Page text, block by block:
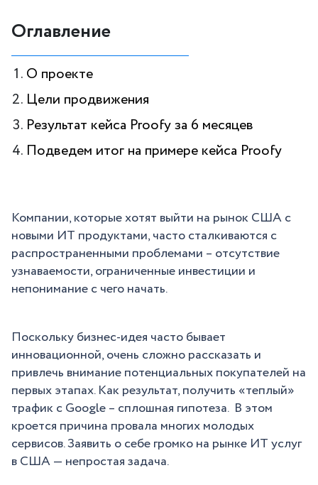
Оглавление
О проекте
Цели продвижения
Результат кейса Proofy за 6 месяцев
Подведем итог на примере кейса Proofy
Компании, которые хотят выйти на рынок США с
новыми ИТ продуктами, часто сталкиваются с
распространенными проблемами – отсутствие
узнаваемости, ограниченные инвестиции и
непонимание с чего начать.
Поскольку бизнес-идея часто бывает
инновационной, очень сложно рассказать и
привлечь внимание потенциальных покупателей на
первых этапах. Как результат, получить «теплый»
трафик с Google – сплошная гипотеза. В этом
кроется причина провала многих молодых
сервисов. Заявить о себе громко на рынке ИТ услуг
в США — непростая задача.